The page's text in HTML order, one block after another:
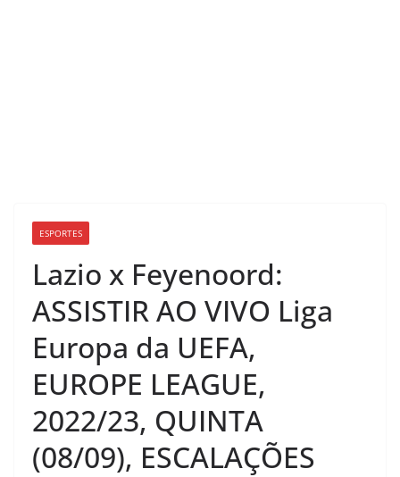
ESPORTES
Lazio x Feyenoord:
ASSISTIR AO VIVO Liga
Europa da UEFA,
EUROPE LEAGUE,
2022/23, QUINTA
(08/09), ESCALAÇÕES